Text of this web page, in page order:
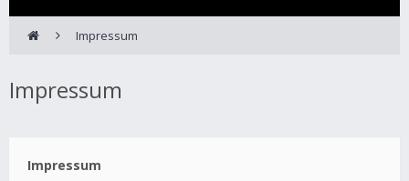
Impressum
Impressum
Impressum